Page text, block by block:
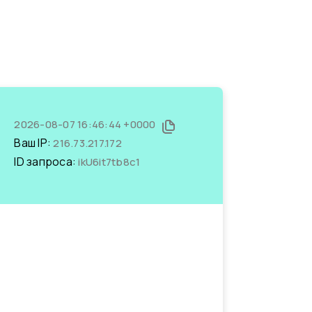
2026-08-07 16:46:44 +0000
Ваш IP:216.73.217.172
ID запроса:ikU6it7tb8c1